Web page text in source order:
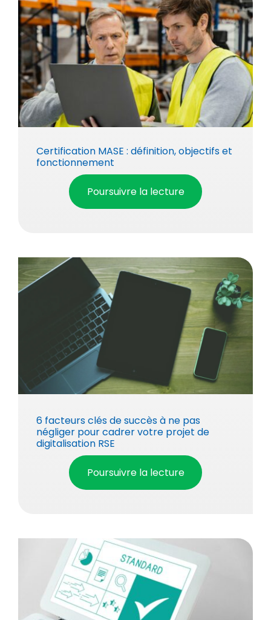
Certification MASE : définition, objectifs et
fonctionnement
Poursuivre la lecture
6 facteurs clés de succès à ne pas
négliger pour cadrer votre projet de
digitalisation RSE
Poursuivre la lecture